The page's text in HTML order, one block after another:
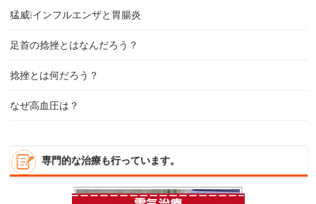
猛威❕インフルエンザと胃腸炎
足首の捻挫とはなんだろう？
捻挫とは何だろう？
なぜ高血圧は？
専門的な治療も行っています。